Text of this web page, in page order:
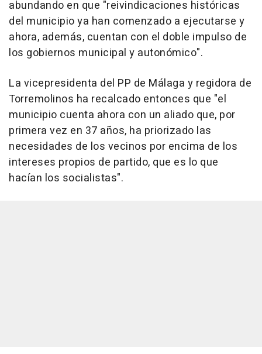
abundando en que "reivindicaciones históricas
del municipio ya han comenzado a ejecutarse y
ahora, además, cuentan con el doble impulso de
los gobiernos municipal y autonómico".
La vicepresidenta del PP de Málaga y regidora de
Torremolinos ha recalcado entonces que "el
municipio cuenta ahora con un aliado que, por
primera vez en 37 años, ha priorizado las
necesidades de los vecinos por encima de los
intereses propios de partido, que es lo que
hacían los socialistas".